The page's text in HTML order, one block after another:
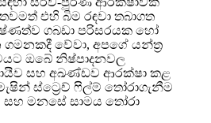
එහි බිම රඳවා තබාගත
ගබඩා පරිසරයක හෝ
ගමනකදී වේවා, අපගේ යන්ත්‍ර
ඔබේ නිෂ්පාදනවල
සහ අඛණ්ඩව ආරක්ෂා කළ
ස්ට්‍රෙච් ෆිල්ම් තෝරාගැනීම
සහ මනසේ සාමය තෝරා